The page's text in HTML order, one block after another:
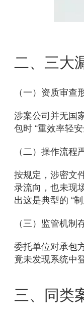
二、三大
（一）资质审查
涉案公司并无国
包时 “重效率轻
（二）操作流程
按规定，涉密文
录流向，也未现
出这是典型的 “制
（三）监管机制
委托单位对承包
竟未发现系统中
三、同类